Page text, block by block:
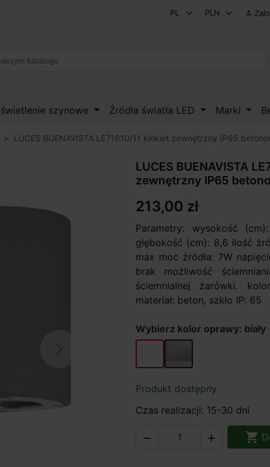

szynowe Źródła światła LED Marki
LUCES BUENAVISTA LE71610/11 kinkiet zewnętrzny IP65
LUCES BUENAVISTA
zewnętrzny IP65
213,00 zł
Parametry: wysokość
głębokość (cm): 8,6 ilość
max moc źródła: 7W
brak możliwość
ściemnialnej żarówki.
materiał: beton, szkło IP: 65
Wybierz kolor oprawy: biały
biały szary
Produkt dostępny
Czas realizacji: 15-30 dni
  